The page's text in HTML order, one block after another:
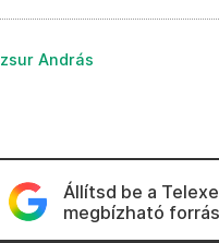
András
Állítsd be a
megbízható